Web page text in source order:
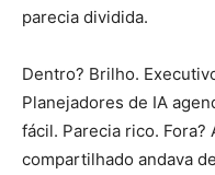
parecia dividida.
Dentro? Brilho.
Planejadores de IA
fácil. Parecia rico. Fora?
compartilhado andava